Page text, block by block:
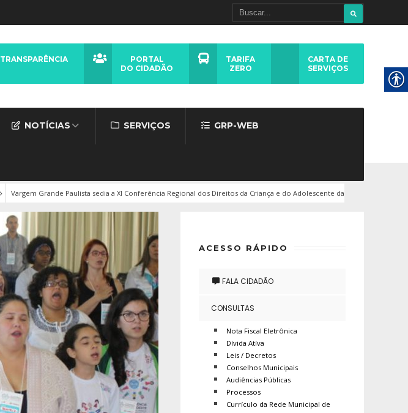
NOTÍCIAS SERVIÇOS GRP-WEB
TRANSPARÊNCIA
PORTAL
DO CIDADÃO
TARIFA
ZERO
CARTA DE
SERVIÇOS
Vargem Grande Paulista sedia a XI Conferência Regional dos Direitos da Criança e do Adolescente da
ACESSO RÁPIDO
FALA CIDADÃO
CONSULTAS
Nota Fiscal Eletrônica
Dívida Atíva
Leis / Decretos
Conselhos Municipais
Audiências Públicas
Processos
Currículo da Rede Municipal de